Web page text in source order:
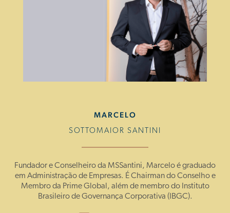
MARCELO
SOTTOMAIOR SANTINI
Fundador e Conselheiro da MSSantini, Marcelo é graduado
em Administração de Empresas. É Chairman do Conselho e
Membro da Prime Global, além de membro do Instituto
Brasileiro de Governança Corporativa (IBGC).